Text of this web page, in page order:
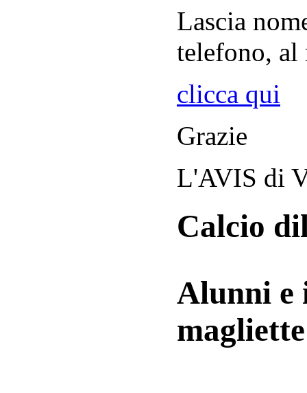
Lascia
telefono, al
clicca qui
Grazie
L'AVIS di
Calcio
Alunni e